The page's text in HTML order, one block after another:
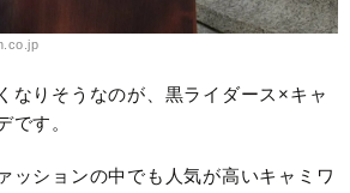
なりそうなのが、黒ライダース×キャ
です。
ッションの中でも人気が高いキャミワ